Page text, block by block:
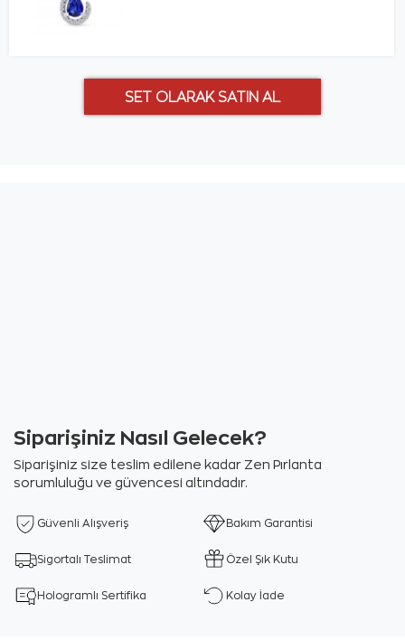
Siparişiniz Nasıl Gelecek?
Siparişiniz size teslim edilene kadar Zen Pırlanta
sorumluluğu ve güvencesi altındadır.
Güvenli Alışveriş Bakım Garantisi
Sigortalı Teslimat Özel Şık Kutu
Hologramlı Sertifika Kolay İade